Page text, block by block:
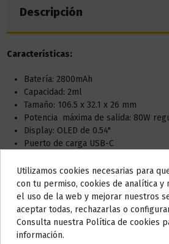
Descripción
Características:
Batería: 2800mAh
Capacidad: 2ml
Tamaño: 106.5 x 32.1 x 26 mm
Potencia máxima de salida: 80W
Display: OLED de 0.54"
Puerto de carga USB-C
XR
Resistencias compatibles:
Qué incluye:
1x Vaporesso Luxe X Batería
1x Vaporesso Luxe XR Pod (DTL) 5ml
AVISO IMPORTANTE
Nos tomamos
Todos los pedidos realizados desde el
Utilizamos cookies necesarias para
con tu permiso, cookies de analítica y
el uso de la web y mejorar nuestros
aceptar todas, rechazarlas o
Consulta nuestra Política de cookies
información.